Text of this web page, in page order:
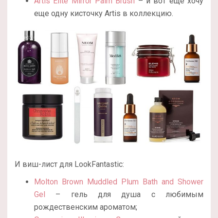
еще одну кисточку Artis в коллекцию.
И виш-лист для LookFantastic:
Molton Brown Muddled Plum Bath and Shower
Gel – гель для душа с любимым
рождественским ароматом;